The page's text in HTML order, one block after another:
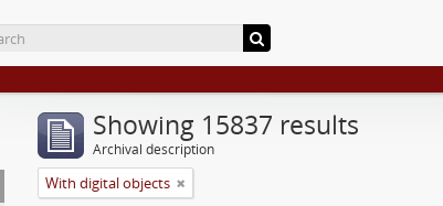
Showing 15837 results
Archival description
With digital objects